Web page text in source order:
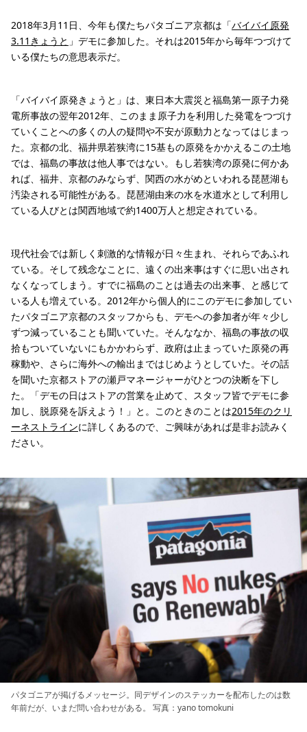
2018年3月11日、今年も僕たちパタゴニア京都は「バイバイ原発
3.11きょうと 」デモに参加した。それは2015年から毎年つづけて
いる僕たちの意思表示だ。
「バイバイ原発きょうと」は、東日本大震災と福島第一原子力発
電所事故の翌年2012年、このまま原子力を利用した発電をつづけ
ていくことへの多くの人の疑問や不安が原動力となってはじまっ
た。京都の北、福井県若狭湾に15基もの原発をかかえるこの土地
では、福島の事故は他人事ではない。もし若狭湾の原発に何かあ
れば、福井、京都のみならず、関西の水がめといわれる琵琶湖も
汚染される可能性がある。琵琶湖由来の水を水道水として利用し
ている人びとは関西地域で約1400万人と想定されている。
現代社会では新しく刺激的な情報が日々生まれ、それらであふれ
ている。そして残念なことに、遠くの出来事はすぐに思い出され
なくなってしまう。すでに福島のことは過去の出来事、と感じて
いる人も増えている。2012年から個人的にこのデモに参加してい
たパタゴニア京都のスタッフからも、デモへの参加者が年々少し
ずつ減っていることも聞いていた。そんななか、福島の事故の収
拾もついていないにもかかわらず、政府は止まっていた原発の再
稼動や、さらに海外への輸出まではじめようとしていた。その話
を聞いた京都ストアの瀬戸マネージャーがひとつの決断を下し
た。「デモの日はストアの営業を止めて、スタッフ皆でデモに参
加し、脱原発を訴えよう！」と。このときのことは2015年のクリ
ーネストラインに詳しくあるので、ご興味があれば是非お読みく
ださい。
パタゴニアが掲げるメッセージ。同デザインのステッカーを配布したのは数
年前だが、いまだ問い合わせがある。 写真：yano tomokuni